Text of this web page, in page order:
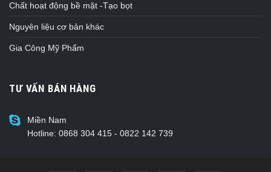
Chất hoạt động bề mặt -Tạo bọt
Nguyên liệu cơ bản khác
Gia Công Mỹ Phẩm
TƯ VẤN BÁN HÀNG
Miền Nam
Hotline: 0868 304 415 - 0822 142 739